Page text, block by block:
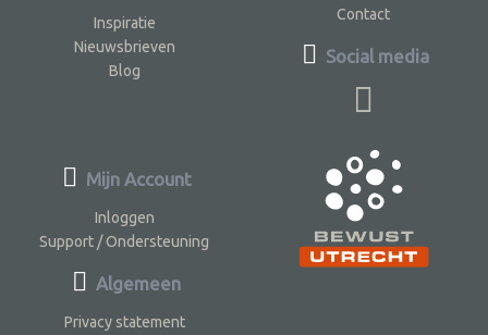
Inspiratie
Nieuwsbrieven
Blog
Contact
Social media
Mijn Account
Inloggen
Support / Ondersteuning
Algemeen
Privacy statement